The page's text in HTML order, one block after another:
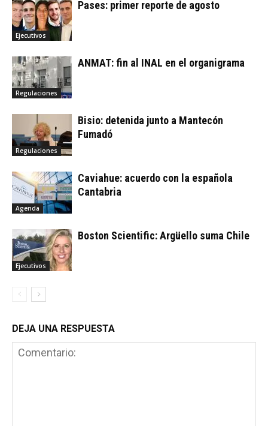
Ejecutivos
Pases: primer reporte de agosto
Regulaciones
ANMAT: fin al INAL en el organigrama
Regulaciones
Bisio: detenida junto a Mantecón
Fumadó
Agenda
Caviahue: acuerdo con la española
Cantabria
Ejecutivos
Boston Scientific: Argüello suma Chile
DEJA UNA RESPUESTA